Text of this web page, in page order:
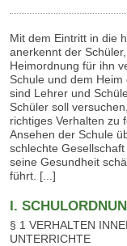
Mit dem Eintritt in die
anerkennt der
Heimordnung für ihn
Schule und dem
sind Lehrer und
Schüler soll
richtiges Verhalten zu
Ansehen der Schule
schlechte
seine Gesundheit
führt. [...]
I.
§ 1 VERHALTEN
UNTERRICHTE